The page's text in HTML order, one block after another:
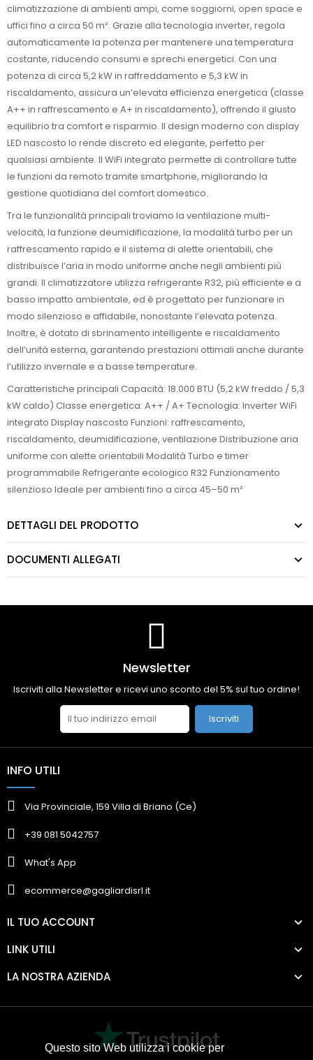
Questo sito Web utilizza i cookie per
climatizzazione di ambienti ampi, come soggiorni, open space e
uffici fino a circa 50 m². Grazie alla tecnologia inverter, regola
automaticamente la potenza per mantenere una temperatura
costante, riducendo consumi e sprechi energetici. Con una
potenza di circa 5,2 kW in raffreddamento e 5,3 kW in
riscaldamento, assicura un’elevata efficienza energetica (classe
A++ in raffrescamento e A+ in riscaldamento), offrendo il giusto
equilibrio tra comfort e risparmio. Il design moderno con display
LED nascosto lo rende discreto ed elegante, perfetto per
qualsiasi ambiente. Il WiFi integrato permette di controllare tutte
le funzioni da remoto tramite smartphone, migliorando la
gestione quotidiana del comfort domestico.
Tra le funzionalità principali troviamo la ventilazione multi-
velocità, la funzione deumidificazione, la modalità turbo per un
raffrescamento rapido e il sistema di alette orientabili, che
distribuisce l’aria in modo uniforme anche negli ambienti più
grandi. Il climatizzatore utilizza refrigerante R32, più efficiente e a
basso impatto ambientale, ed è progettato per funzionare in
modo silenzioso e affidabile, nonostante l’elevata potenza.
Inoltre, è dotato di sbrinamento intelligente e riscaldamento
dell’unità esterna, garantendo prestazioni ottimali anche durante
l’utilizzo invernale e a basse temperature.
Caratteristiche principali Capacità: 18.000 BTU (5,2 kW freddo / 5,3
kW caldo) Classe energetica: A++ / A+ Tecnologia: Inverter WiFi
integrato Display nascosto Funzioni: raffrescamento,
riscaldamento, deumidificazione, ventilazione Distribuzione aria
uniforme con alette orientabili Modalità Turbo e timer
programmabile Refrigerante ecologico R32 Funzionamento
silenzioso Ideale per ambienti fino a circa 45–50 m²
DETTAGLI DEL PRODOTTO
DOCUMENTI ALLEGATI
Newsletter
Iscriviti alla Newsletter e ricevi uno sconto del 5% sul tuo ordine!
Iscriviti
INFO UTILI
Via Provinciale, 159 Villa di Briano (Ce)
+39 081 5042757
What's App
ecommerce@gagliardisrl.it
IL TUO ACCOUNT
LINK UTILI
LA NOSTRA AZIENDA